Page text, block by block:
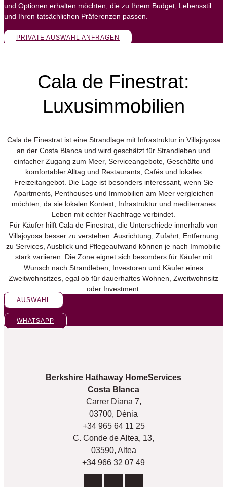
und Optionen erhalten möchten, die zu Ihrem Budget, Lebensstil
und Ihren tatsächlichen Präferenzen passen.
PRIVATE AUSWAHL ANFRAGEN
Cala de Finestrat:
Luxusimmobilien
Cala de Finestrat ist eine Strandlage mit Infrastruktur in Villajoyosa
an der Costa Blanca und wird geschätzt für Strandleben und
einfacher Zugang zum Meer, Serviceangebote, Geschäfte und
komfortabler Alltag und Restaurants, Cafés und lokales
Freizeitangebot. Die Lage ist besonders interessant, wenn Sie
Apartments, Penthouses und Immobilien am Meer vergleichen
möchten, da sie lokalen Kontext, Infrastruktur und mediterranes
Leben mit echter Nachfrage verbindet.
Für Käufer hilft Cala de Finestrat, die Unterschiede innerhalb von
Villajoyosa besser zu verstehen: Ausrichtung, Zufahrt, Entfernung
zu Services, Ausblick und Pflegeaufwand können je nach Immobilie
stark variieren. Die Zone eignet sich besonders für Käufer mit
Wunsch nach Strandleben, Investoren und Käufer eines
Zweitwohnsitzes, egal ob für dauerhaftes Wohnen, Zweitwohnsitz
oder Investment.
AUSWAHL
WHATSAPP
Berkshire Hathaway HomeServices
Costa Blanca
Carrer Diana 7,
03700, Dénia
+34 965 64 11 25
C. Conde de Altea, 13,
03590, Altea
+34 966 32 07 49